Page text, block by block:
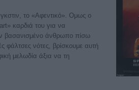
το «Αφεντικό». Ομως ο
καρδιά του για να
βασανισμένο άνθρωπο πίσω
φάλτσες νότες, βρίσκουμε αυτή
μελωδία άξια να τη